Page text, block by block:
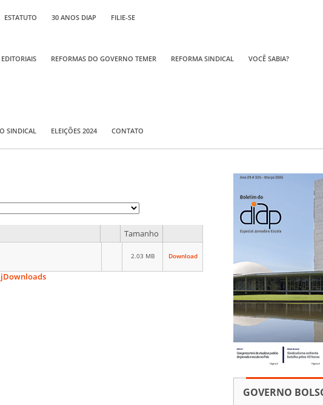
ESTATUTO 30 ANOS DIAP FILIE-SE
EDITORIAIS REFORMAS DO GOVERNO TEMER REFORMA SINDICAL VOCÊ SABIA?
SINDICAL ELEIÇÕES 2024 CONTATO
Tamanho
2.03 MB Download
GOVERNO